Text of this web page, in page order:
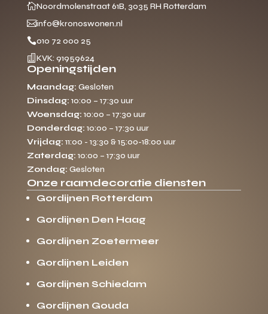
Noordmolenstraat 61B, 3035 RH Rotterdam
info@kronoswonen.nl
010 72 000 25
 KVK: 91959624
Openingstijden
Maandag: Gesloten
Dinsdag: 10:00 – 17:30 uur
Woensdag: 10:00 – 17:30 uur
Donderdag: 10:00 – 17:30 uur
Vrijdag: 11:00 - 13:30 & 15:00-18:00 uur
Zaterdag: 10:00 – 17:30 uur
Zondag: Gesloten
Onze raamdecoratie diensten
Gordijnen Rotterdam
Gordijnen Den Haag
Gordijnen Zoetermeer
Gordijnen Leiden
Gordijnen Schiedam
Gordijnen Gouda